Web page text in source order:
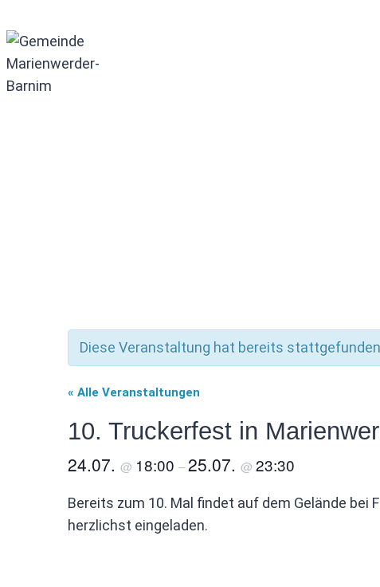
Inhalt
springen
Diese Veranstaltung hat bereits
« Alle Veranstaltungen
10. Truckerfest in
24.07. @ 18:00 –25.07. @ 23:30
Bereits zum 10. Mal findet auf dem Gelände
herzlichst eingeladen.